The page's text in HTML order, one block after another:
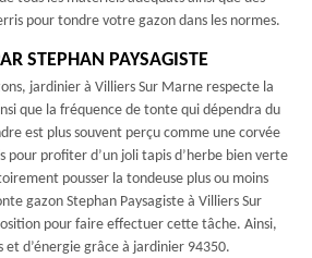
pour tondre votre gazon dans les normes.
STEPHAN PAYSAGISTE
jardinier à Villiers Sur Marne respecte la
que la fréquence de tonte qui dépendra du
est plus souvent perçu comme une corvée
pour profiter d’un joli tapis d’herbe bien verte
pousser la tondeuse plus ou moins
gazon Stephan Paysagiste à Villiers Sur
pour faire effectuer cette tâche. Ainsi,
d’énergie grâce à jardinier 94350.